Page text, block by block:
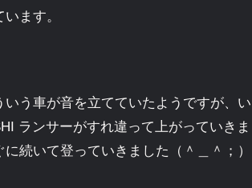
ます。
う車が音を立てていたようですが、い
ランサーがすれ違って上がっていきま
続いて登っていきました（＾＿＾；）